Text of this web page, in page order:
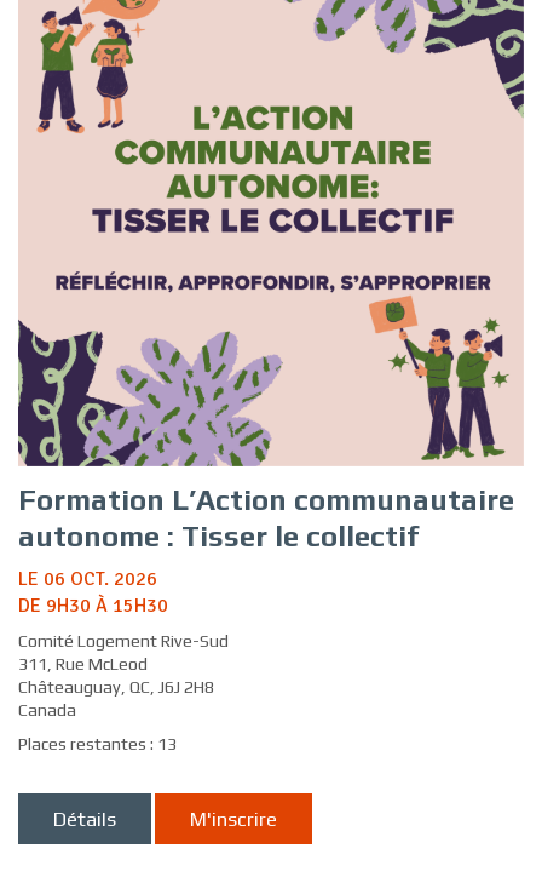
Formation L’Action communautaire
autonome : Tisser le collectif
LE 06 OCT. 2026
DE 9H30 À 15H30
Comité Logement Rive-Sud
311, Rue McLeod
Châteauguay, QC, J6J 2H8
Canada
Places restantes : 13
Détails M'inscrire